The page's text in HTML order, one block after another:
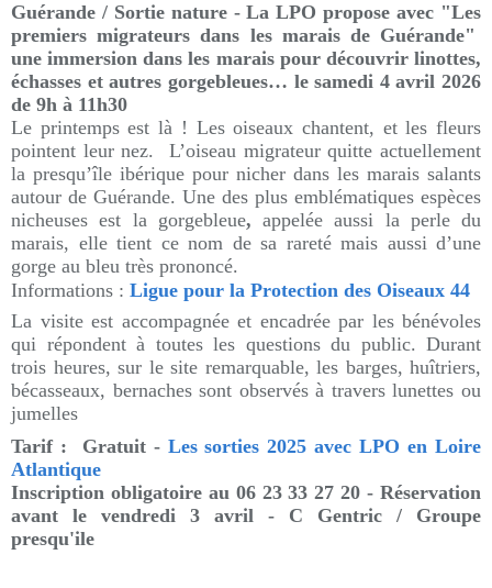
Guérande / Sortie nature - La LPO propose avec "Les
premiers migrateurs dans les marais de Guérande"
une immersion dans les marais pour découvrir linottes,
échasses et autres gorgebleues… le samedi 4 avril 2026
de 9h à 11h30
Le printemps est là ! Les oiseaux chantent, et les fleurs
pointent leur nez. L’oiseau migrateur quitte actuellement
la presqu’île ibérique pour nicher dans les marais salants
autour de Guérande. Une des plus emblématiques espèces
nicheuses est la gorgebleue, appelée aussi la perle du
marais, elle tient ce nom de sa rareté mais aussi d’une
gorge au bleu très prononcé.
Informations : Ligue pour la Protection des Oiseaux 44
La visite est accompagnée et encadrée par les bénévoles
qui répondent à toutes les questions du public. Durant
trois heures, sur le site remarquable, les barges, huîtriers,
bécasseaux, bernaches sont observés à travers lunettes ou
jumelles
Tarif : Gratuit - Les sorties 2025 avec LPO en Loire
Atlantique
Inscription obligatoire au 06 23 33 27 20 - Réservation
avant le vendredi 3 avril - C Gentric / Groupe
presqu'ile